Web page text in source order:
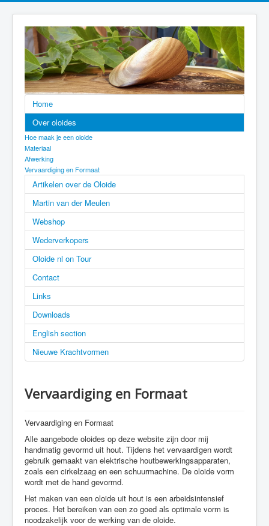
Home
Over oloides
Hoe maak je een oloide
Materiaal
Afwerking
Vervaardiging en Formaat
Artikelen over de Oloide
Martin van der Meulen
Webshop
Wederverkopers
Oloide nl on Tour
Contact
Links
Downloads
English section
Nieuwe Krachtvormen
Vervaardiging en Formaat
Vervaardiging en Formaat
Alle aangebode oloides op deze website zijn door mij
handmatig gevormd uit hout. Tijdens het vervaardigen wordt
gebruik gemaakt van elektrische houtbewerkingsapparaten,
zoals een cirkelzaag en een schuurmachine. De oloide vorm
wordt met de hand gevormd.
Het maken van een oloide uit hout is een arbeidsintensief
proces. Het bereiken van een zo goed als optimale vorm is
noodzakelijk voor de werking van de oloide.